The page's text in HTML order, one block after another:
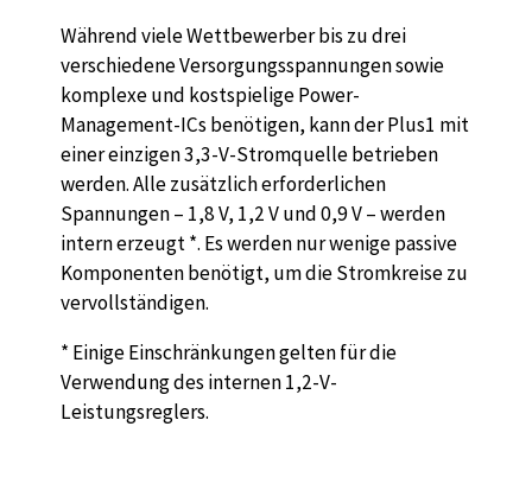
Während viele Wettbewerber bis zu drei
verschiedene Versorgungsspannungen sowie
komplexe und kostspielige Power-
Management-ICs benötigen, kann der Plus1 mit
einer einzigen 3,3-V-Stromquelle betrieben
werden. Alle zusätzlich erforderlichen
Spannungen – 1,8 V, 1,2 V und 0,9 V – werden
intern erzeugt *. Es werden nur wenige passive
Komponenten benötigt, um die Stromkreise zu
vervollständigen.
* Einige Einschränkungen gelten für die
Verwendung des internen 1,2-V-
Leistungsreglers.